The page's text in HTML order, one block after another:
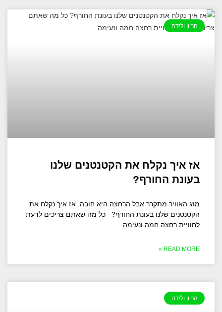
הריון ולידה
אז איך נקלח את הקטנטנים שלנו
בעונת החורף?
מזג האוויר מתקרר אבל הרחצה היא חובה. אז איך נקלח את
הקטנטנים שלנו בעונת החורף? כל מה שאתם צריכים לדעת
לחוויית רחצה חמה ונעימה
READ MORE »
הריון ולידה